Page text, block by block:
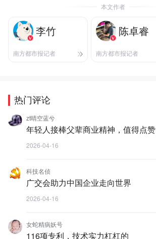
本文作者
李竹
南方都市报记者
陈卓睿
南方都市报记者
热门评论
zt晴空蓝兮
年轻人接棒父辈商业精神，值得点赞
2026-04-16
科技名侦
广交会助力中国企业走向世界
2026-04-16
女蛇精病妖号
116项专利，技术实力杠杠的